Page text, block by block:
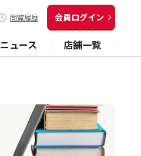
閲覧履歴 会員ログイン
ニュース 店舗一覧